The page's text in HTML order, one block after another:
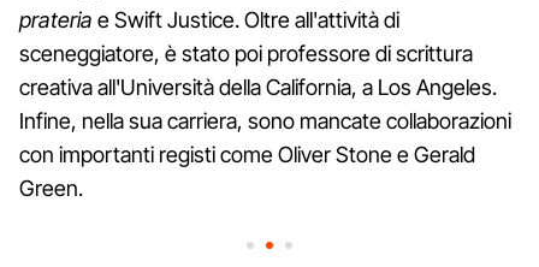
prateria e Swift Justice. Oltre all'attività di
sceneggiatore, è stato poi professore di scrittura
creativa all'Università della California, a Los Angeles.
Infine, nella sua carriera, sono mancate collaborazioni
con importanti registi come Oliver Stone e Gerald
Green.